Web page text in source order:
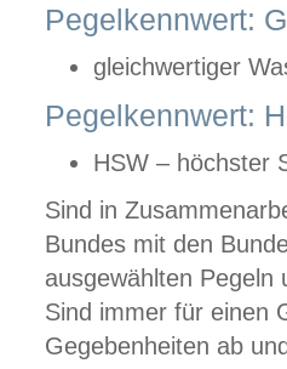
Pegelkennwert:
gleichwertiger
Pegelkennwert:
HSW – höchster
Sind in
Bundes mit den
ausgewählten
Sind immer für einen
Gegebenheiten ab